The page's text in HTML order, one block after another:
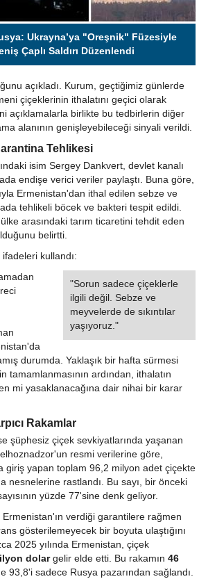
Ukrayna’ya "Oreşnik" Füzesiyle
Çaplı Saldırı Düzenlendi
açıkladı. Kurum, geçtiğimiz günlerde
çiçeklerinin ithalatını geçici olarak
açıklamalarla birlikte bu tedbirlerin diğer
alanının genişleyebileceği sinyali verildi.
Tehlikesi
isim Sergey Dankvert, devlet kanalı
endişe verici veriler paylaştı. Buna göre,
Ermenistan'dan ithal edilen sebze ve
tehlikeli böcek ve bakteri tespit edildi.
arasındaki tarım ticaretini tehdit eden
belirtti.
kullandı:
"Sorun sadece çiçeklerle
ilgili değil. Sebze ve
meyvelerde de sıkıntılar
yaşıyoruz."
durumda. Yaklaşık bir hafta sürmesi
tamamlanmasının ardından, ithalatın
mi yasaklanacağına dair nihai bir karar
Rakamlar
şüphesiz çiçek sevkiyatlarında yaşanan
resmi verilerine göre,
giriş yapan toplam 96,2 milyon adet çiçekte
nesnelerine rastlandı. Bu sayı, bir önceki
yüzde 77'sine denk geliyor.
verdiği garantilere rağmen
gösterilemeyecek bir boyuta ulaştığını
2025 yılında Ermenistan, çiçek
dolargelir elde etti. Bu rakamın 46
93,8'i sadece Rusya pazarından sağlandı.